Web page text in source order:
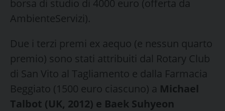
borsa di studio di 4000 euro (offerta da
AmbienteServizi).
Due i terzi premi ex aequo (e nessun quarto
premio) sono stati attribuiti dal Rotary Club
di San Vito al Tagliamento e dalla Farmacia
Beggiato (1500 euro ciascuno) a Michael
Talbot (UK, 2012) e Baek Suhyeon